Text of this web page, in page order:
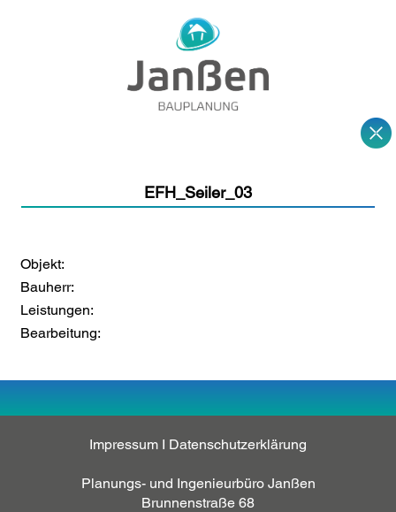
EFH_Seiler_03
Objekt:
Bauherr:
Leistungen:
Bearbeitung:
Impressum I Datenschutzerklärung
Planungs- und Ingenieurbüro Janßen
Brunnenstraße 68